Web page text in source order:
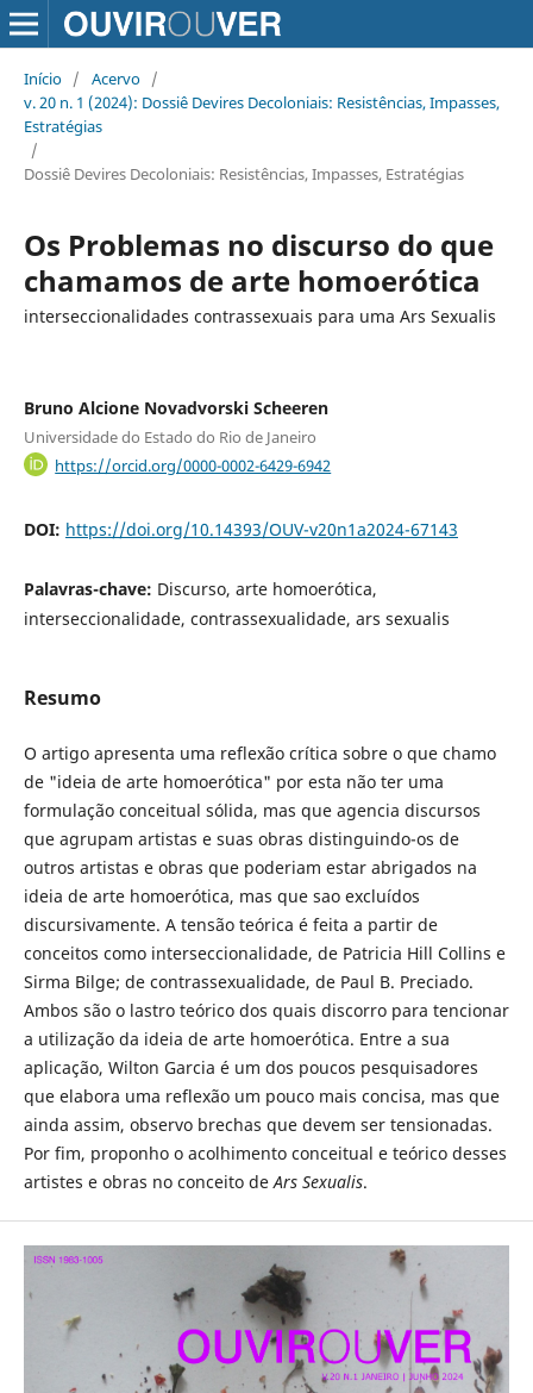
Início / Acervo /
v. 20 n. 1 (2024): Dossiê Devires Decoloniais: Resistências, Impasses,
Estratégias
/
Dossiê Devires Decoloniais: Resistências, Impasses, Estratégias
Os Problemas no discurso do que
chamamos de arte homoerótica
interseccionalidades contrassexuais para uma Ars Sexualis
Bruno Alcione Novadvorski Scheeren
Universidade do Estado do Rio de Janeiro
https://orcid.org/0000-0002-6429-6942
DOI: https://doi.org/10.14393/OUV-v20n1a2024-67143
Palavras-chave: Discurso, arte homoerótica,
interseccionalidade, contrassexualidade, ars sexualis
Resumo
O artigo apresenta uma reflexão crítica sobre o que chamo
de "ideia de arte homoerótica" por esta não ter uma
formulação conceitual sólida, mas que agencia discursos
que agrupam artistas e suas obras distinguindo-os de
outros artistas e obras que poderiam estar abrigados na
ideia de arte homoerótica, mas que sao excluídos
discursivamente. A tensão teórica é feita a partir de
conceitos como interseccionalidade, de Patricia Hill Collins e
Sirma Bilge; de contrassexualidade, de Paul B. Preciado.
Ambos são o lastro teórico dos quais discorro para tencionar
a utilização da ideia de arte homoerótica. Entre a sua
aplicação, Wilton Garcia é um dos poucos pesquisadores
que elabora uma reflexão um pouco mais concisa, mas que
ainda assim, observo brechas que devem ser tensionadas.
Por fim, proponho o acolhimento conceitual e teórico desses
artistes e obras no conceito de Ars Sexualis.